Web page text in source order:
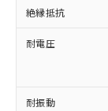
絶縁抵抗
耐電圧
耐振動
(DIBP)
但し、
フタル酸
図的な使
ル) :
DEHP(
「ｅ」